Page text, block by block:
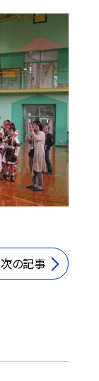
次の記事